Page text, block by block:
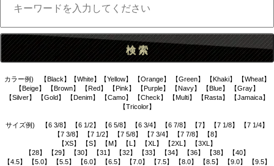
カラー例) 【Black】【White】【Yellow】 【Orange】 【Green】 【Khaki】 【Wheat】
【Beige】 【Brown】 【Red】 【Pink】 【Purple】 【Navy】 【Blue】 【Gray】
【Silver】 【Gold】 【Denim】 【Camo】 【Check】 【Multi】 【Rasta】 【Jamaica】
【Tricolor】
サイズ例) 【6 3/8】 【6 1/2】 【6 5/8】 【6 3/4】 【6 7/8】 【7】 【7 1/8】 【7 1/4】
【7 3/8】 【7 1/2】 【7 5/8】 【7 3/4】 【7 7/8】 【8】
【XS】 【S】 【M】 【L】 【XL】 【2XL】 【3XL】
【28】 【29】 【30】 【31】 【32】 【33】 【34】 【36】 【38】 【40】
【4.5】 【5.0】 【5.5】 【6.0】 【6.5】 【7.0】 【7.5】 【8.0】 【8.5】 【9.0】 【9.5】